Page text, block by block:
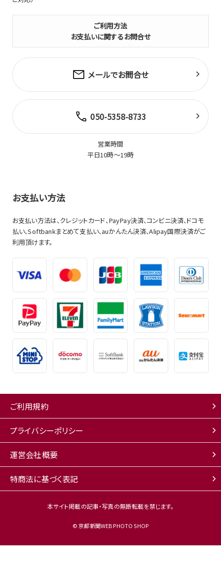
利用者は本サービスの利用にあたって、本規約に同意したも
(f) 個人情報
個人に関する情報であって、当該情報に含まれる氏名、生年月
日その他の記述等により特定の個人を識別することができる
もの（他の情報と容易に照合することができ、それにより特定
の個人を識別することができることとなるものを含みます。）を
(g) メールサービス
本サービスのうち、弊社から、電子メールにて情報を通知する
サービスを意味するものとします。
2.前項の場合、弊社は、本サイトにおいて、速やかに変更後の
るものとします。
3.前項の通知の後、利用者が異議なく本サイトをご利用いただ
いた場合、本規約の変更に同意したものとみなします。
第２章 商品販売サービス
第３条（会員サービスの利用）
利用者は、弊社が別途定める方法により会員登録することに
より、会員専用のページを利用することができるものとします。
第４条（本サービスの利用に際して）
1.利用者は、本規約の全条項を理解し､同意した上、自己の費
用と責任において本サービスを利用するものとし、同様に自
己の責任と費用において通信機器、ソフトウェア、公衆回線等
利用者側設備として必要なもの全てを用意するものとします。
2. 利用者は、本サービスの利用に支障をきたさないよう、前項
ものとします。
3. メールサービスにより弊社から配信される情報その他弊社
ますがこれに限られません。）の信憑性、正確性、確実性、有用
性等については利用者が判断するものとし、これを自己の責
任において利用することをあらかじめ了承するものとします。
4. 第三者から提供されるソフトウェアのダウンロードについて
は、利用者の自己責任にて行っていただき、その結果について
て「制限能力者」といいます。）である場合には、本サービスの
人又は保佐人（以下、総称して「保護者」といいます。）の同意を
ご利用方法
お支払いに関するお問合せ
メールでお問合せ
050-5358-8733
営業時間
平日10時～19時
お支払い方法
お支払い方法は、クレジットカード、PayPay決済、コンビニ決済、ドコモ
払い、Softbankまとめて支払い、auかんたん決済、Alipay国際決済がご
利用頂けます。
ご利用規約
プライバシーポリシー
運営会社概要
特商法に基づく表記
本サイト掲載の記事・写真の無断転載を禁じます。
© 京都新聞WEB PHOTO SHOP